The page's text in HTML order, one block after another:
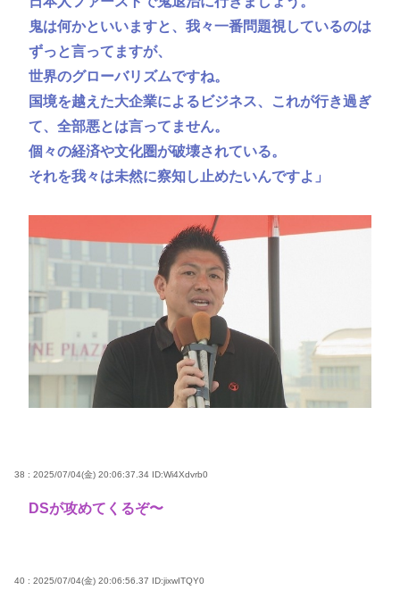
鬼は何かといいますと、我々一番問題視しているのは
ずっと言ってますが、
世界のグローバリズムですね。
国境を越えた大企業によるビジネス、これが行き過ぎ
て、全部悪とは言ってません。
個々の経済や文化圏が破壊されている。
それを我々は未然に察知し止めたいんですよ」
38 : 2025/07/04(金) 20:06:37.34 ID:Wi4Xdvrb0
DSが攻めてくるぞ〜
40 : 2025/07/04(金) 20:06:56.37 ID:jixwITQY0